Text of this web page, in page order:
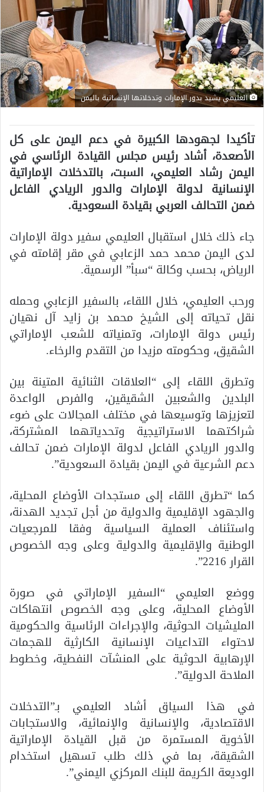
العليمي يشيد بدور الإمارات وتدخلاتها الإنسانية باليمن
تأكيدا لجهودها الكبيرة في دعم اليمن على كل
الأصعدة، أشاد رئيس مجلس القيادة الرئاسي في
اليمن رشاد العليمي، السبت، بالتدخلات الإماراتية
الإنسانية لدولة الإمارات والدور الريادي الفاعل
ضمن التحالف العربي بقيادة السعودية.
جاء ذلك خلال استقبال العليمي سفير دولة الإمارات
لدى اليمن محمد حمد الزعابي في مقر إقامته في
الرياض، بحسب وكالة “سبأ” الرسمية.
ورحب العليمي، خلال اللقاء، بالسفير الزعابي وحمله
نقل تحياته إلى الشيخ محمد بن زايد آل نهيان
رئيس دولة الإمارات، وتمنياته للشعب الإماراتي
الشقيق، وحكومته مزيدا من التقدم والرخاء.
وتطرق اللقاء إلى “العلاقات الثنائية المتينة بين
البلدين والشعبين الشقيقين، والفرص الواعدة
لتعزيزها وتوسيعها في مختلف المجالات على ضوء
شراكتهما الاستراتيجية وتحدياتهما المشتركة،
والدور الريادي الفاعل لدولة الإمارات ضمن تحالف
دعم الشرعية في اليمن بقيادة السعودية”.
كما “تطرق اللقاء إلى مستجدات الأوضاع المحلية،
والجهود الإقليمية والدولية من أجل تجديد الهدنة،
واستئناف العملية السياسية وفقا للمرجعيات
الوطنية والإقليمية والدولية وعلى وجه الخصوص
القرار 2216”.
ووضع العليمي “السفير الإماراتي في صورة
الأوضاع المحلية، وعلى وجه الخصوص انتهاكات
المليشيات الحوثية، والإجراءات الرئاسية والحكومية
لاحتواء التداعيات الإنسانية الكارثية للهجمات
الإرهابية الحوثية على المنشآت النفطية، وخطوط
الملاحة الدولية”.
في هذا السياق أشاد العليمي بـ”التدخلات
الاقتصادية، والإنسانية والإنمائية، والاستجابات
الأخوية المستمرة من قبل القيادة الإماراتية
الشقيقة، بما في ذلك طلب تسهيل استخدام
الوديعة الكريمة للبنك المركزي اليمني”.